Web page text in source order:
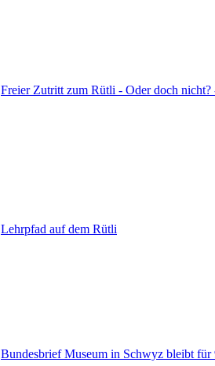
Freier Zutritt zum Rütli - Oder doch
Lehrpfad auf dem Rütli
Bundesbrief Museum in Schwyz bleibt für